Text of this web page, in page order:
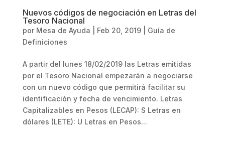
Nuevos códigos de negociación en Letras del
Tesoro Nacional
por Mesa de Ayuda Feb 20, 2019| Guía de
Definiciones
A partir del lunes 18/02/2019 las Letras emitidas
por el Tesoro Nacional empezarán a negociarse
con un nuevo código que permitirá facilitar su
identificación y fecha de vencimiento. Letras
Capitalizables en Pesos (LECAP): S Letras en
dólares (LETE): U Letras en Pesos...